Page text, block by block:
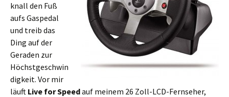
knall den Fuß
aufs Gaspedal
und treib das
Ding auf der
Geraden zur
Höchstgeschwin
digkeit. Vor mir
läuft Live for Speedauf meinem 26 Zoll-LCD-Fernseher,